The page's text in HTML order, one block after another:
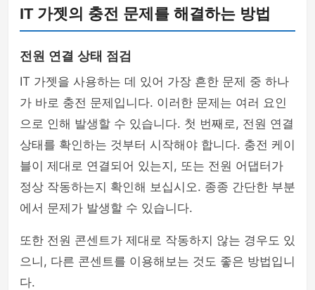
IT 가젯의 충전 문제를 해결하는 방법
전원 연결 상태 점검
IT 가젯을 사용하는 데 있어 가장 흔한 문제 중 하나
가 바로 충전 문제입니다. 이러한 문제는 여러 요인
으로 인해 발생할 수 있습니다. 첫 번째로, 전원 연결
상태를 확인하는 것부터 시작해야 합니다. 충전 케이
블이 제대로 연결되어 있는지, 또는 전원 어댑터가
정상 작동하는지 확인해 보십시오. 종종 간단한 부분
에서 문제가 발생할 수 있습니다.
또한 전원 콘센트가 제대로 작동하지 않는 경우도 있
으니, 다른 콘센트를 이용해보는 것도 좋은 방법입니
다.